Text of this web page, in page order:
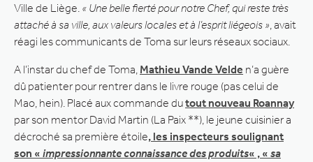
Ville de Liège. « Une belle fierté pour notre Chef, qui reste très
attaché à sa ville, aux valeurs locales et à l’esprit liégeois » , avait
réagi les communicants de Toma sur leurs réseaux sociaux.
A l’instar du chef de Toma, Mathieu Vande Velde n’a guère
dû patienter pour rentrer dans le livre rouge (pas celui de
Mao, hein). Placé aux commande dutout nouveau Roannay
par son mentor David Martin (La Paix **), le jeune cuisinier a
décroché sa première étoile, les inspecteurs soulignant
son « impressionnante connaissance des produits« , « sa